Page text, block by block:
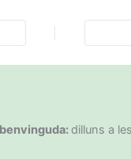
dilluns a